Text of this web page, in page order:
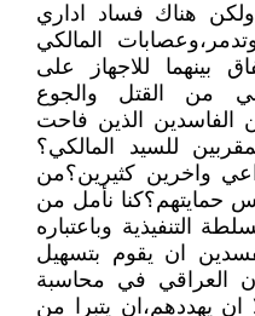
هناك فساد اداري
المالكي
بينهما للاجهاز على
من القتل والجوع
الفاسدين الذين فاحت
للسيد المالكي؟
واخرين كثيرين؟من
حمايتهم؟كنا نأمل من
التنفيذية وباعتباره
ان يقوم بتسهيل
العراقي في محاسبة
يهددهم،ان يتبرا من